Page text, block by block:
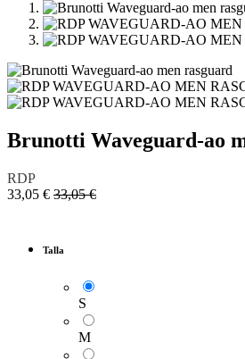
Brunotti Waveguard-ao
RDP
33,05 € 33,05€
Talla
S
M